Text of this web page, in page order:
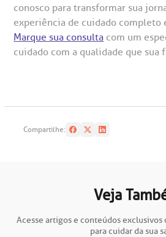
conosco para transformar sua
experiência de cuidado completo
Marque sua consulta com um
cuidado com a qualidade que sua
Compartilhe:
Veja
Acesse artigos e conteúdos exclusivos
para cuidar da sua